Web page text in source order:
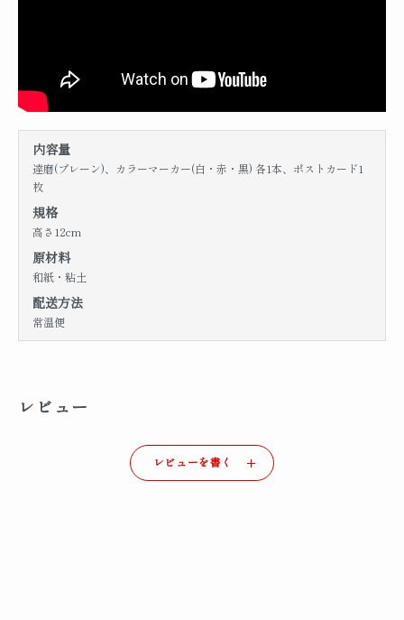
内容量
達磨(プレーン)、カラーマーカー(白・赤・黒) 各1本、ポストカード1
枚
規格
高さ12cm
原材料
和紙・粘土
配送方法
常温便
レビュー
レビューを書く